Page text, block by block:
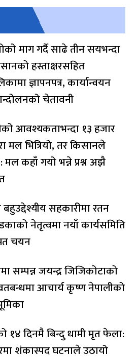
माग गर्दै साढे तीन सयभन्दा
हस्ताक्षरसहित
ज्ञापनपत्र, कार्यान्वयन
चेतावनी
आवश्यकताभन्दा १३ हजार
मल भित्रियो, तर किसानले
मल कहाँ गयो भन्ने प्रश्न अझै
बहुउद्देश्यीय सहकारीमा रतन
नेतृत्वमा नयाँ कार्यसमिति
चयन
सम्पन्न जयन्द्र जिजिकोटाको
आचार्य कृष्ण नेपालीको
१४ दिनमै बिन्दु धामी मृत फेला:
शंकास्पद घटनाले उठायो